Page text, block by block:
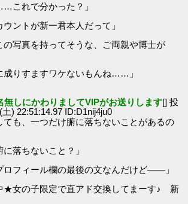
これで分かった？」
ントが新一君本人だって」
写真を持ってそうな、ご両親や博士が
りすますワケないもんね……」
無しにかわりましてVIPがお送りします[] 投
) 22:51:14.97 ID:D1nij4ju0
ても、一つだけ腑に落ちないことがあるの
落ちないこと？」
ロフィール欄の最後の文なんだけど――」
★女の子限定で直アド交換してまーす♪ 新